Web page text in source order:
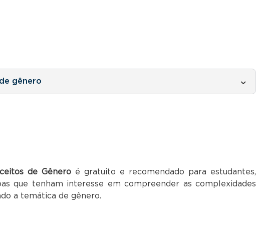
gênero
de Gênero é gratuito e recomendado para estudantes,
que tenham interesse em compreender as complexidades
a temática de gênero.